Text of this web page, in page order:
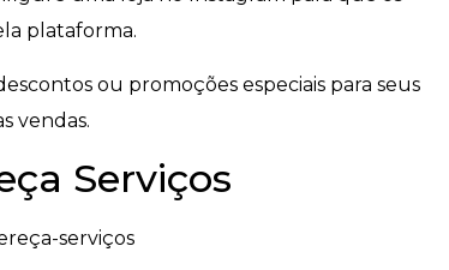
plataforma.
ou promoções especiais para seus
vendas.
Serviços